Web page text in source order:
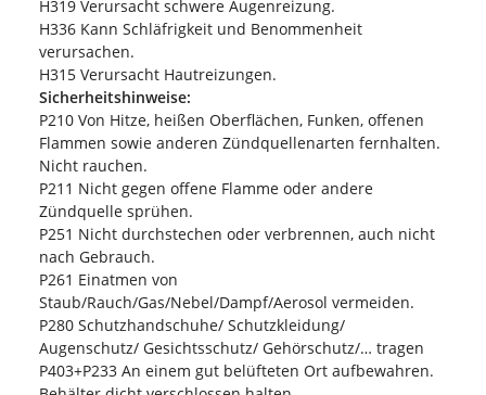
H319 Verursacht schwere Augenreizung.
H336 Kann Schläfrigkeit und Benommenheit
verursachen.
H315 Verursacht Hautreizungen.
Sicherheitshinweise:
P210 Von Hitze, heißen Oberflächen, Funken, offenen
Flammen sowie anderen Zündquellenarten fernhalten.
Nicht rauchen.
P211 Nicht gegen offene Flamme oder andere
Zündquelle sprühen.
P251 Nicht durchstechen oder verbrennen, auch nicht
nach Gebrauch.
P261 Einatmen von
Staub/Rauch/Gas/Nebel/Dampf/Aerosol vermeiden.
P280 Schutzhandschuhe/ Schutzkleidung/
Augenschutz/ Gesichtsschutz/ Gehörschutz/… tragen
P403+P233 An einem gut belüfteten Ort aufbewahren.